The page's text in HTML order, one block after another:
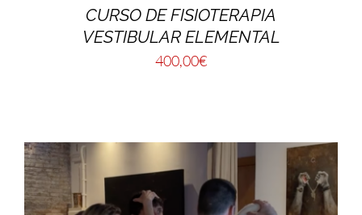
CURSO DE FISIOTERAPIA
VESTIBULAR ELEMENTAL
400,00€